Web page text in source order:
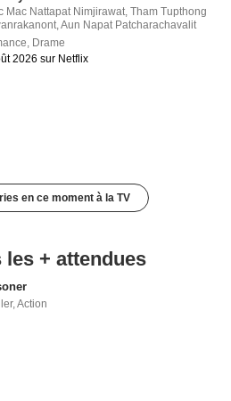
Mac Nattapat Nimjirawat,Tham Tupthong
,Aun Napat Patcharachavalit
, Drame
2026 sur Netflix
en ce moment à la TV
+ attendues
,Action